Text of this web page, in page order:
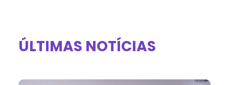
ÚLTIMAS NOTÍCIAS